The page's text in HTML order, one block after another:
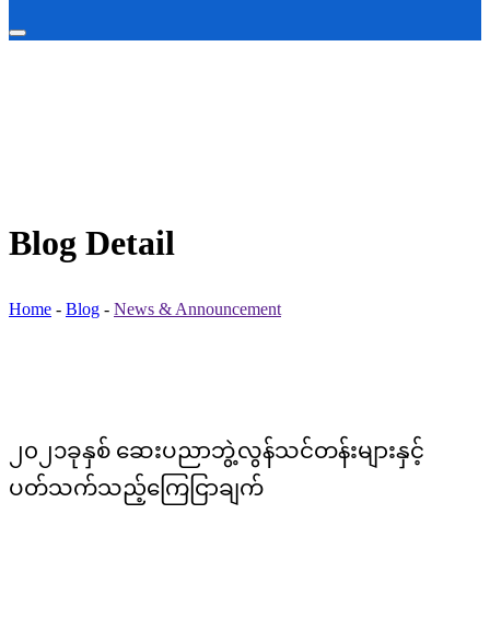
Blog Detail
Home - Blog - News & Announcement
၂၀၂၁ခုနှစ် ဆေးပညာဘွဲ့လွန်သင်တန်းများနှင့်
ပတ်သက်သည့်ကြေငြာချက်